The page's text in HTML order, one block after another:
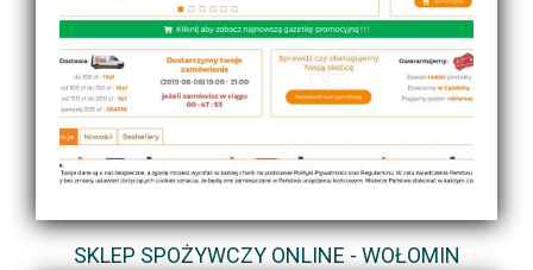
SKLEP SPOŻYWCZY ONLINE - WOŁOMIN